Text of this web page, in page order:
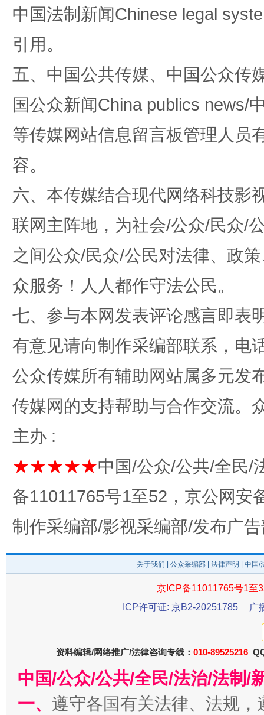
扯下公款旅游的“隐身衣”
完善运行机制助力责任有效落实 一纸欠
东山县通报“牛蛙产品抗生素超标问题” 法
中国法制新闻Chinese legal
引用。
五、中国公共传媒、中国公众传
国公众新闻China publics news/
等传媒网站信息留言板管理人员
容。
六、本传媒结合现代网络科技影
联网主阵地，为社会/公众/民众/
之间公众/民众/公民对法律、政
众服务！人人都作守法公民。
七、参与本网发表评论感言即表
有意见请向制作采编部联系，电
公众传媒所有辅助网站属多元发
传媒网的支持帮助与合作交流。
主办 :
★★★★★中国/公众/公共/全民/
备11011765号1至52，京公网安
制作采编部/影视采编部/发布广
关于我们 公众采编部 法律声明 | 中国
京ICP备11011765号1至
ICP许可证: 京B2-20251785
广
资料编辑/网络推广/法律咨询专线： 010-89525216
中国/公众/公共/全民/法治/法制/
一、 遵守各国有关法律、法规